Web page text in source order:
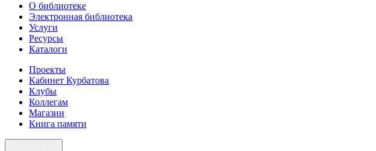
О библиотеке
Электронная библиотека
Услуги
Ресурсы
Каталоги
Проекты
Кабинет Курбатова
Клубы
Коллегам
Магазин
Книга памяти